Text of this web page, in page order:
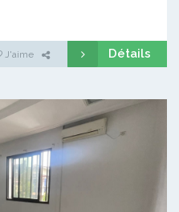
J'aime Détails